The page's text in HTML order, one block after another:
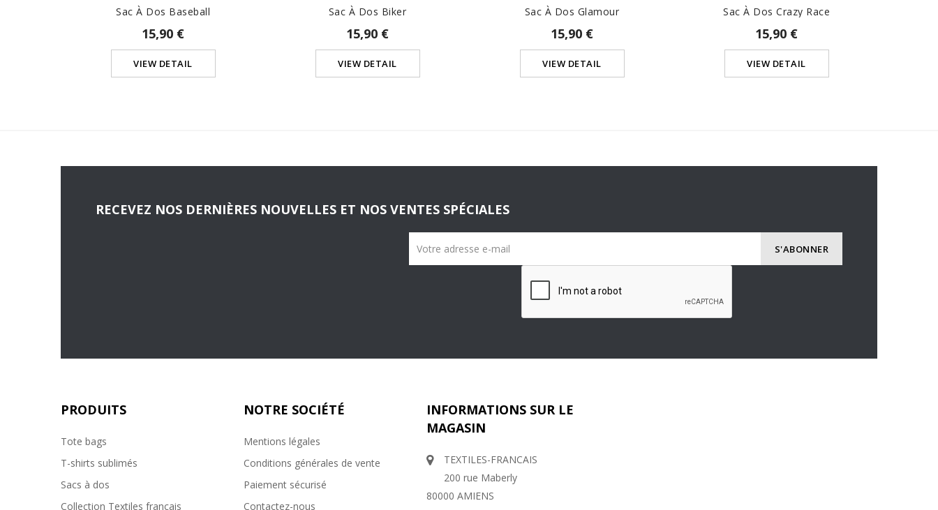
Sac À Dos Baseball
15,90 €
VIEW DETAIL
Sac À Dos Biker
15,90 €
VIEW DETAIL
Sac À Dos Glamour
15,90 €
VIEW DETAIL
Sac À Dos Crazy Race
15,90 €
VIEW DETAIL
RECEVEZ NOS DERNIÈRES NOUVELLES ET NOS VENTES SPÉCIALES
PRODUITS
Tote bags
T-shirts sublimés
Sacs à dos
Collection Textiles francais
NOTRE SOCIÉTÉ
Mentions légales
Conditions générales de vente
Paiement sécurisé
Contactez-nous
INFORMATIONS SUR LE
MAGASIN
TEXTILES-FRANCAIS
200 rue Maberly
80000 AMIENS